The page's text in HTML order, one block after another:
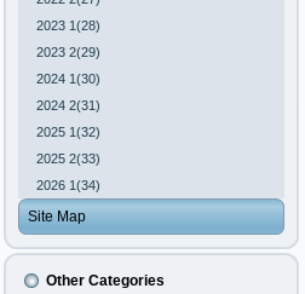
2023 1(28)
2023 2(29)
2024 1(30)
2024 2(31)
2025 1(32)
2025 2(33)
2026 1(34)
Site Map
Other Categories